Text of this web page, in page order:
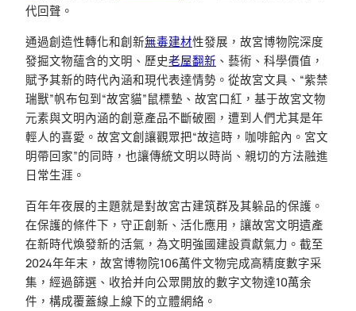
代回聲。
通過創造性轉化和創新無毒建材性發展，故宮博物院深度
發掘文物蘊含的文明、歷史老屋翻新 、藝術、科學價值，
賦予其新的時代內涵和現代表達情勢。從故宮文具、“紫禁
瑞獸”帆布包到“故宮貓”鼠標墊、故宮口紅，基于故宮文物
元素與文明內涵的創意產品不斷破圈，遭到人們尤其是年
輕人的喜愛。故宮文創讓觀眾把“故這時，咖啡館內。宮文
明帶回家”的同時，也讓傳統文明以時尚、親切的方法融進
日常生涯。
百年年夜展的主題就是對故宮古建筑群及其躲品的保護。
在保護的條件下，守正創新、活化應用，讓故宮文明遺產
在新時代煥發新的活氣，為文明強國建設貢獻氣力。截至
2024年年末，故宮博物院106萬件文物完成高精度數字采
集，經過篩選、收拾并向公眾開放的數字文物達10萬余
件，構成覆蓋線上線下的立體網絡。